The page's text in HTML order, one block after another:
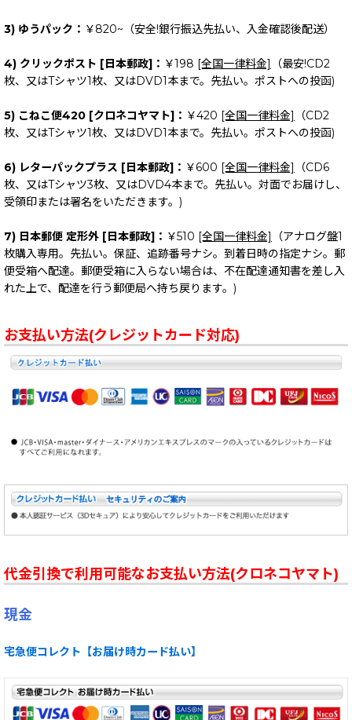
3) ゆうパック： ￥820~（安全!銀行振込先払い、入金確認後配送）
4) クリックポスト [日本郵政]： ￥198 [全国一律料金]
（最安!CD2
枚、又はTシャツ1枚、又はDVD1本まで。先払い。ポストへの投函)
5) こねこ便420 [クロネコヤマト]： ￥420 [全国一律料金]
（CD2
枚、又はTシャツ1枚、又はDVD1本まで。先払い。ポストへの投函)
6) レターパックプラス [日本郵政]： ￥600 [全国一律料金]
（CD6
枚、又はTシャツ3枚、又はDVD4本まで。先払い。対面でお届けし、
受領印または署名をいただきます。)
7) 日本郵便 定形外 [日本郵政]： ￥510 [全国一律料金]
（アナログ盤1
枚購入専用。先払い。保証、追跡番号ナシ。到着日時の指定ナシ。郵
便受箱へ配達。郵便受箱に入らない場合は、不在配達通知書を差し入
れた上で、配達を行う郵便局へ持ち戻ります。)
お支払い方法(クレジットカード対応)
代金引換で利用可能なお支払い方法(クロネコヤマト)
現金
宅急便コレクト【お届け時カード払い】